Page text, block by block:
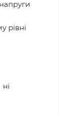
рівні